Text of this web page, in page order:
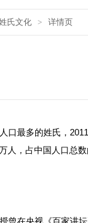
氏文化 > 详情页
口最多的姓氏，
人，占中国人口总